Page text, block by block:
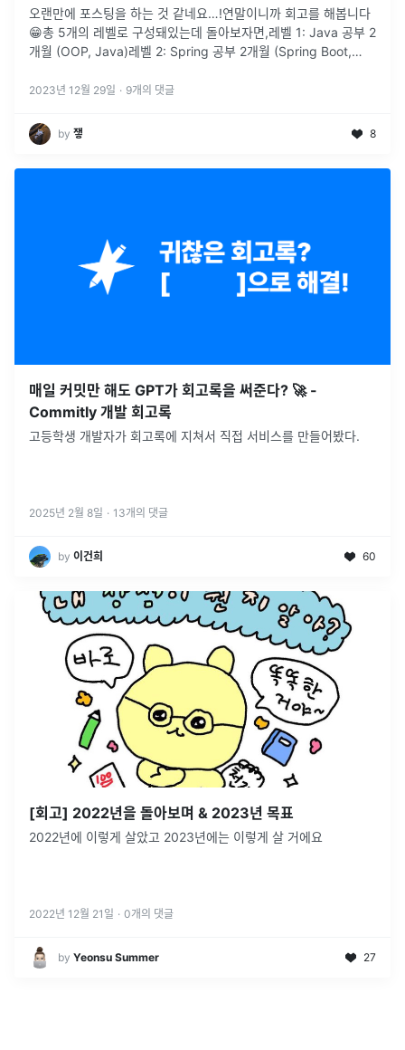
오랜만에 포스팅을 하는 것 같네요…!연말이니까 회고를 해봅니다
😁총 5개의 레벨로 구성돼있는데 돌아보자면,레벨 1: Java 공부 2
개월 (OOP, Java)레벨 2: Spring 공부 2개월 (Spring Boot,
2023년 12월 29일 · 9개의 댓글
by 쟇 8
매일 커밋만 해도 GPT가 회고록을 써준다? 🚀 -
Commitly 개발 회고록
고등학생 개발자가 회고록에 지쳐서 직접 서비스를 만들어봤다.
2025년 2월 8일 · 13개의 댓글
by 이건희 60
[회고] 2022년을 돌아보며 & 2023년 목표
2022년에 이렇게 살았고 2023년에는 이렇게 살 거에요
2022년 12월 21일 · 0개의 댓글
by Yeonsu Summer 27